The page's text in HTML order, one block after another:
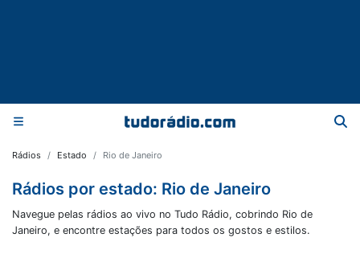
Rádios Estado Rio de Janeiro
Rádios por estado: Rio de Janeiro
Navegue pelas rádios ao vivo no Tudo Rádio, cobrindo Rio de
Janeiro, e encontre estações para todos os gostos e estilos.